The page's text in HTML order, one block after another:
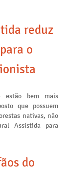
reduz
o
estão bem mais
que possuem
nativas, não
Assistida para
do